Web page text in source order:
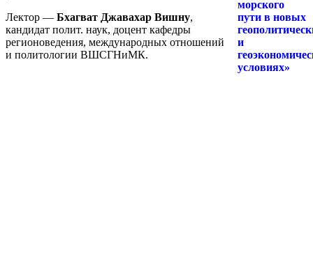
Лектор — Бхагват Джавахар Вишну,
кандидат полит. наук, доцент кафедры
регионоведения, международных отношений
и политологии ВШСГНиМК.